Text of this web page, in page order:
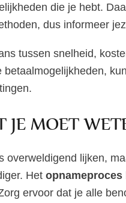
die je hebt.
dus informeer
tussen snelheid,
JE MOET
overweldigend lijken,
Het opnameproces
ervoor dat je alle